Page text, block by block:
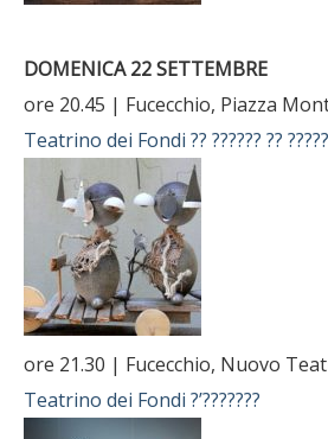
DOMENICA 22 SETTEMBRE
ore 20.45 | Fucecchio, Piazza
Teatrino dei Fondi ?? ?????? ?? ?????
ore 21.30 | Fucecchio, Nuovo
Teatrino dei Fondi ?’???????